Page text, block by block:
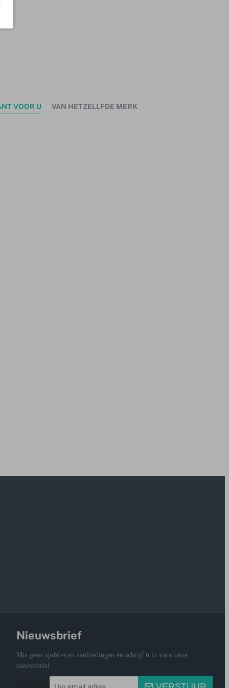
VOOR U VAN HETZELLFDE MERK
Nieuwsbrief
Mis geen updates en aanbiedingen en schrijf u in voor onze
nieuwsbrief.